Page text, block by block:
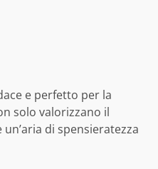
e perfetto per la
solo valorizzano il
di spensieratezza